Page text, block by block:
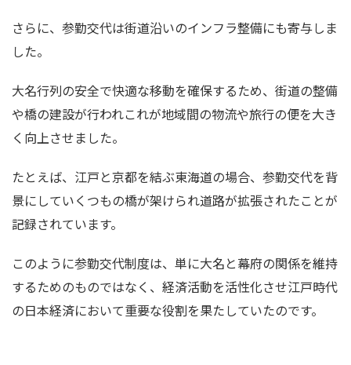
さらに、参勤交代は街道沿いのインフラ整備にも寄与しま
した。
大名行列の安全で快適な移動を確保するため、街道の整備
や橋の建設が行われこれが地域間の物流や旅行の便を大き
く向上させました。
たとえば、江戸と京都を結ぶ東海道の場合、参勤交代を背
景にしていくつもの橋が架けられ道路が拡張されたことが
記録されています。
このように参勤交代制度は、単に大名と幕府の関係を維持
するためのものではなく、経済活動を活性化させ江戸時代
の日本経済において重要な役割を果たしていたのです。